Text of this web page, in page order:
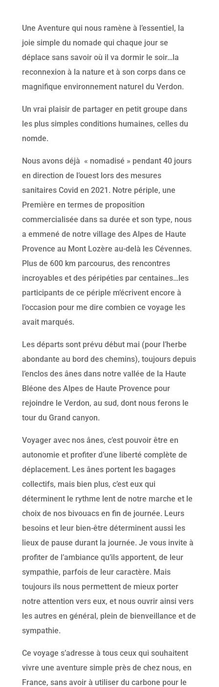
Une Aventure qui nous ramène à l’essentiel, la
joie simple du nomade qui chaque jour se
déplace sans savoir où il va dormir le soir…la
reconnexion à la nature et à son corps dans ce
magnifique environnement naturel du Verdon.
Un vrai plaisir de partager en petit groupe dans
les plus simples conditions humaines, celles du
nomde.
Nous avons déjà « nomadisé » pendant 40 jours
en direction de l’ouest lors des mesures
sanitaires Covid en 2021. Notre périple, une
Première en termes de proposition
commercialisée dans sa durée et son type, nous
a emmené de notre village des Alpes de Haute
Provence au Mont Lozère au-delà les Cévennes.
Plus de 600 km parcourus, des rencontres
incroyables et des péripéties par centaines…les
participants de ce périple m’écrivent encore à
l’occasion pour me dire combien ce voyage les
avait marqués.
Les départs sont prévu début mai (pour l’herbe
abondante au bord des chemins), toujours depuis
l’enclos des ânes dans notre vallée de la Haute
Bléone des Alpes de Haute Provence pour
rejoindre le Verdon, au sud, dont nous ferons le
tour du Grand canyon.
Voyager avec nos ânes, c’est pouvoir être en
autonomie et profiter d’une liberté complète de
déplacement. Les ânes portent les bagages
collectifs, mais bien plus, c’est eux qui
déterminent le rythme lent de notre marche et le
choix de nos bivouacs en fin de journée. Leurs
besoins et leur bien-être déterminent aussi les
lieux de pause durant la journée. Je vous invite à
profiter de l’ambiance qu’ils apportent, de leur
sympathie, parfois de leur caractère. Mais
toujours ils nous permettent de mieux porter
notre attention vers eux, et nous ouvrir ainsi vers
les autres en général, plein de bienveillance et de
sympathie.
Ce voyage s’adresse à tous ceux qui souhaitent
vivre une aventure simple près de chez nous, en
France, sans avoir à utiliser du carbone pour le